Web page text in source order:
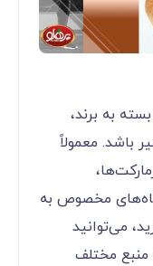
به برند،
باشد. معمولاً
مخصوص به
می‌توانید
مختلف